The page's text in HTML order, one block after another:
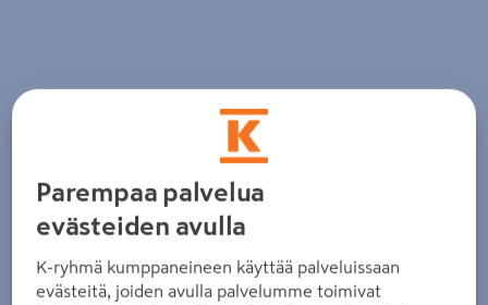
Parempaa palvelua
evästeiden avulla
K-ryhmä kumppaneineen käyttää palveluissaan
evästeitä, joiden avulla palvelumme toimivat